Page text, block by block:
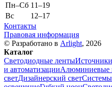
Пн–Cб 11–19
Вс
12–17
Контакты
Правовая информация
© Разработано в Arlight, 2026
Каталог
Светодиодные ленты
и автоматизацииАлюминиевые
светДизайнерский свет